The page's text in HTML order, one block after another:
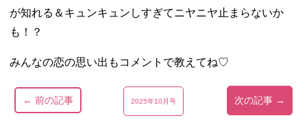
が知れる＆キュンキュンしすぎてニヤニヤ止まらないか
も！？
みんなの恋の思い出もコメントで教えてね♡
← 前の記事 2025年10月号 次の記事 →